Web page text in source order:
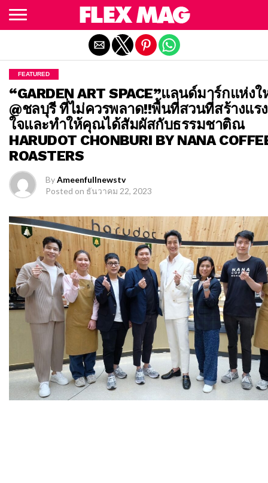
FEATURED
“GARDEN ART SPACE”แลนด์มาร์กแห่งใ
@ชลบุรี ที่ไม่ควรพลาด!!พื้นที่สวนที่สร้างแร
ใจและทำให้คุณได้สัมผัสกับธรรมชาติณ
HARUDOT CHONBURI BY NANA
ROASTERS
ByAmeenfullnewstv
Posted on ธันวาคม 22, 2023
Exit mobile version